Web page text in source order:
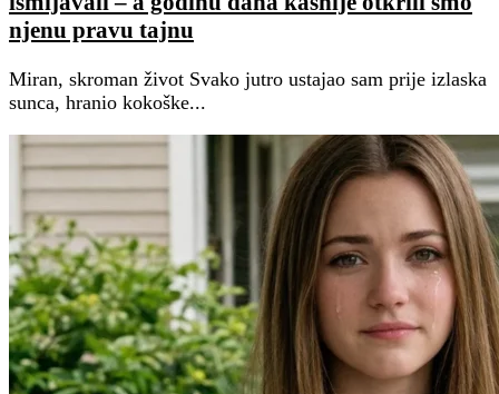
njenu pravu tajnu
Miran, skroman život Svako jutro ustajao sam prije izlaska
sunca, hranio kokoške...